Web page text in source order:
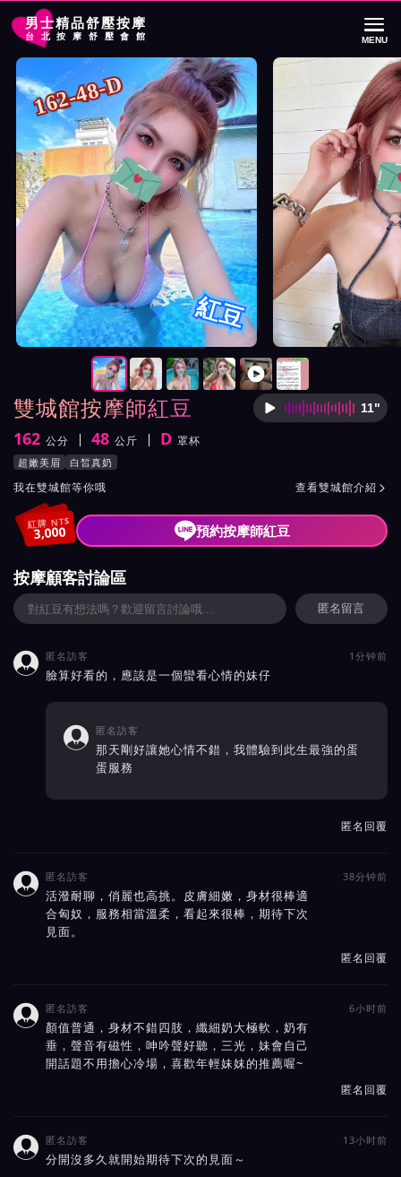
男士精品舒壓按摩
台北按摩舒壓會館 MENU
首頁 雙城館按摩師紅豆詳細介紹
雙城館按摩師紅豆 按摩師
11"
身高
162 公分
體重 48 公斤
罩杯 D 罩杯
按摩師紅豆服務風格與特色
超嫩美眉 白皙真奶
按摩師紅豆所屬按摩會館介紹與班表
我在雙城館等你哦 查看雙城館介紹 
紅牌 NT$
3,000 預約按摩師紅豆
雙城館按摩師紅豆照片展示與影片介紹
紅豆
162-48-D
按摩師紅豆照片展示與影片介紹及客戶評價截屏展示
按摩顧客討論區
匿名留言
 匿名訪客 1分钟前
臉算好看的，應該是一個蠻看心情的妹仔
 匿名訪客
那天剛好讓她心情不錯，我體驗到此生最強的蛋
蛋服務
匿名回覆
 匿名訪客 38分钟前
活潑耐聊，俏麗也高挑。皮膚細嫩，身材很棒適
合匈奴，服務相當溫柔，看起來很棒，期待下次
見面。
匿名回覆
 匿名訪客 6小时前
顏值普通，身材不錯四肢，纖細奶大極軟，奶有
垂，聲音有磁性，呻吟聲好聽，三光，妹會自己
開話題不用擔心冷場，喜歡年輕妹妺的推薦喔~
匿名回覆
 匿名訪客 13小时前
分開沒多久就開始期待下次的見面～